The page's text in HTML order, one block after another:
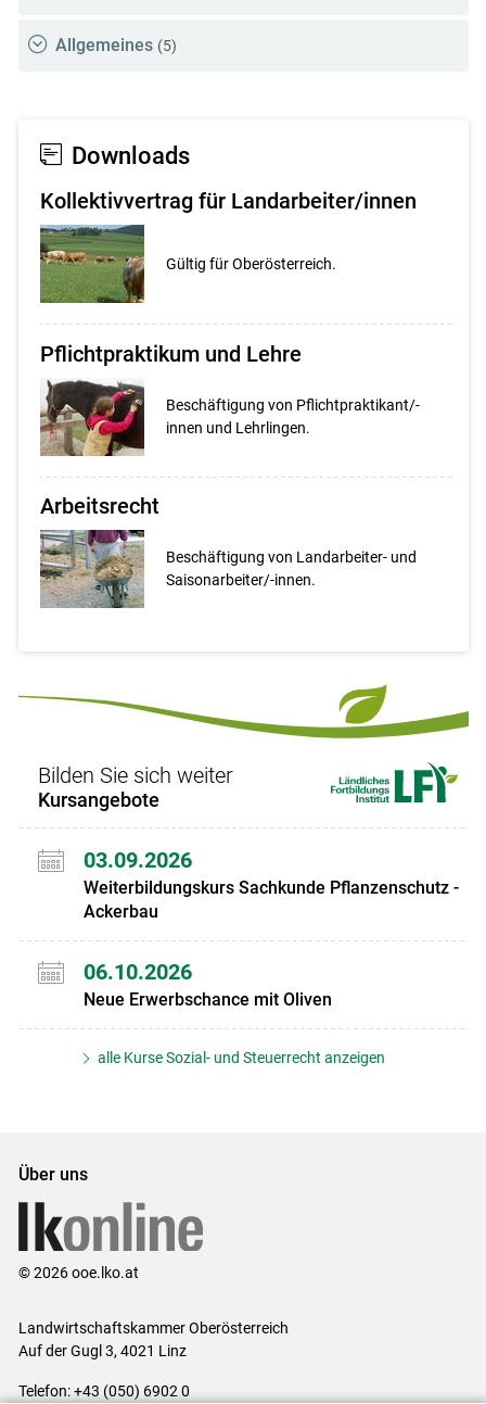
Allgemeines (5)
Downloads
Kollektivvertrag für Landarbeiter/innen
Gültig für Oberösterreich.
Pflichtpraktikum und Lehre
Beschäftigung von Pflichtpraktikant/-
innen und Lehrlingen.
Arbeitsrecht
Beschäftigung von Landarbeiter- und
Saisonarbeiter/-innen.
Bilden Sie sich weiter
Kursangebote
03.09.2026
Weiterbildungskurs Sachkunde Pflanzenschutz -
Ackerbau
06.10.2026
Neue Erwerbschance mit Oliven
alle Kurse Sozial- und Steuerrecht anzeigen
Über uns
© 2026 ooe.lko.at
Landwirtschaftskammer Oberösterreich
Auf der Gugl 3, 4021 Linz
Telefon: +43 (050) 6902 0